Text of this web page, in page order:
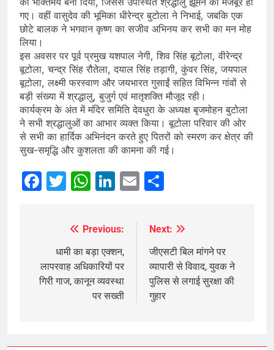
गए। वहीं वासुदेव की भूमिका धीरेन्द्र बुटोला ने निभाई, जबकि एक
छोटे बालक ने भगवान कृष्ण का सजीव अभिनय कर सभी का मन मोह
लिया।
इस अवसर पर पूर्व प्रमुख यशपाल नेगी, शिव सिंह बूटोला, वीरेन्द्र
बूटोला, चन्द्र सिंह रौतेला, दयाल सिंह तड़ागी, कुंवर सिंह, जयपाल
बूटोला, लक्ष्मी फरस्वाण और जयभारत गुसाईं सहित विभिन्न गांवों से
बड़ी संख्या में श्रद्धालु, बुजुर्ग एवं मातृशक्ति मौजूद रही।
कार्यक्रम के अंत में मंदिर समिति देवधुरा के अध्यक्ष बृजमोहन बुटोला
ने सभी श्रद्धालुओं का आभार व्यक्त किया। बूटोला परिवार की ओर
से सभी का हार्दिक अभिनंदन करते हुए पितरों को स्मरण कर क्षेत्र की
सुख-समृद्धि और कुशलता की कामना की गई।
Facebook
Twitter
WhatsApp
LinkedIn
Email
navigation
Previous:
धामी का बड़ा एक्शन,
लापरवाह अधिकारियों पर
गिरी गाज, कानून व्यवस्था
पर सख्ती
Next:
जीएसटी बिल मांगने पर
व्यापारी से विवाद, युवक ने
पुलिस से लगाई सुरक्षा की
गुहार